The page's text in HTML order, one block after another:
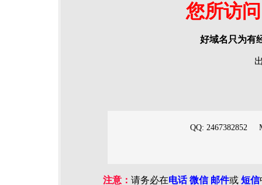
您所访
好域名只为有
QQ: 2467382852
注意： 请务必在电话 微信 邮件或 短信